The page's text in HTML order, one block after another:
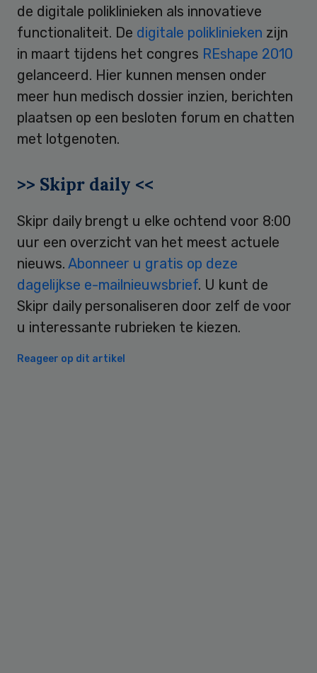
de digitale poliklinieken als innovatieve
functionaliteit. De digitale poliklinieken zijn
in maart tijdens het congres REshape 2010
gelanceerd. Hier kunnen mensen onder
meer hun medisch dossier inzien, berichten
plaatsen op een besloten forum en chatten
met lotgenoten.
>> Skipr daily <<
Skipr daily brengt u elke ochtend voor 8:00
uur een overzicht van het meest actuele
nieuws. Abonneer u gratis op deze
dagelijkse e-mailnieuwsbrief. U kunt de
Skipr daily personaliseren door zelf de voor
u interessante rubrieken te kiezen.
Reageer op dit artikel